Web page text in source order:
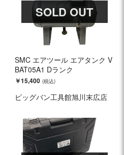
SOLD OUT
SMC エアツール エアタンク V
BAT05A1 Dランク
￥15,400
ビッグバン工具館旭川末広店